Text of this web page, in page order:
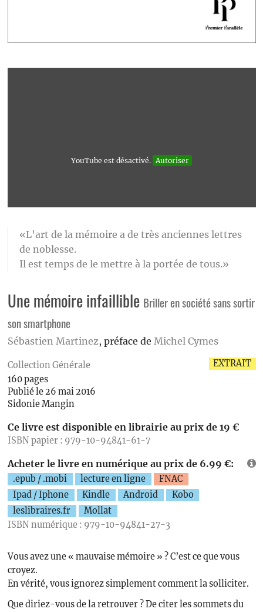
YouTube est désactivé. Autoriser
«L'art de la mémoire a de très anciennes lettres
de noblesse.
Il est temps de le mettre à la portée de tous.»
Une mémoire infaillible Briller en société sans sortir
son smartphone
Sébastien Martinez, préface de Michel Cymes
EXTRAIT
Collection Générale
160 pages
Publié le 26 mai 2016
Sidonie Mangin
Ce livre est disponible en librairie au prix de 19 €
ISBN papier : 979-10-94841-61-7
Acheter le livre en numérique au prix de 6.99 €:
.epub / .mobi lecture en ligne
FNAC
Ipad / Iphone
Kindle Android
Kobo
leslibraires.fr
Mollat
ISBN numérique : 979-10-94841-27-3
Vous avez une « mauvaise mémoire » ? C’est ce que vous
croyez.
En vérité, vous ignorez simplement comment la solliciter.
Que diriez-vous de la retrouver ? De citer les sommets du